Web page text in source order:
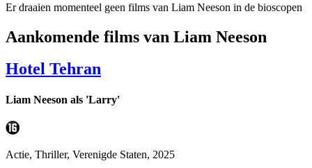
Er draaien momenteel geen films van Liam Neeson in de bioscopen
Aankomende films van Liam Neeson
Hotel Tehran
Liam Neeson als 'Larry'
Actie, Thriller, Verenigde Staten, 2025